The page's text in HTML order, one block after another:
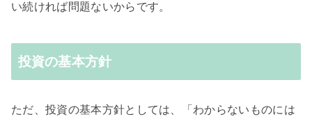
い続ければ問題ないからです。
投資の基本方針
ただ、投資の基本方針としては、「わからないものには